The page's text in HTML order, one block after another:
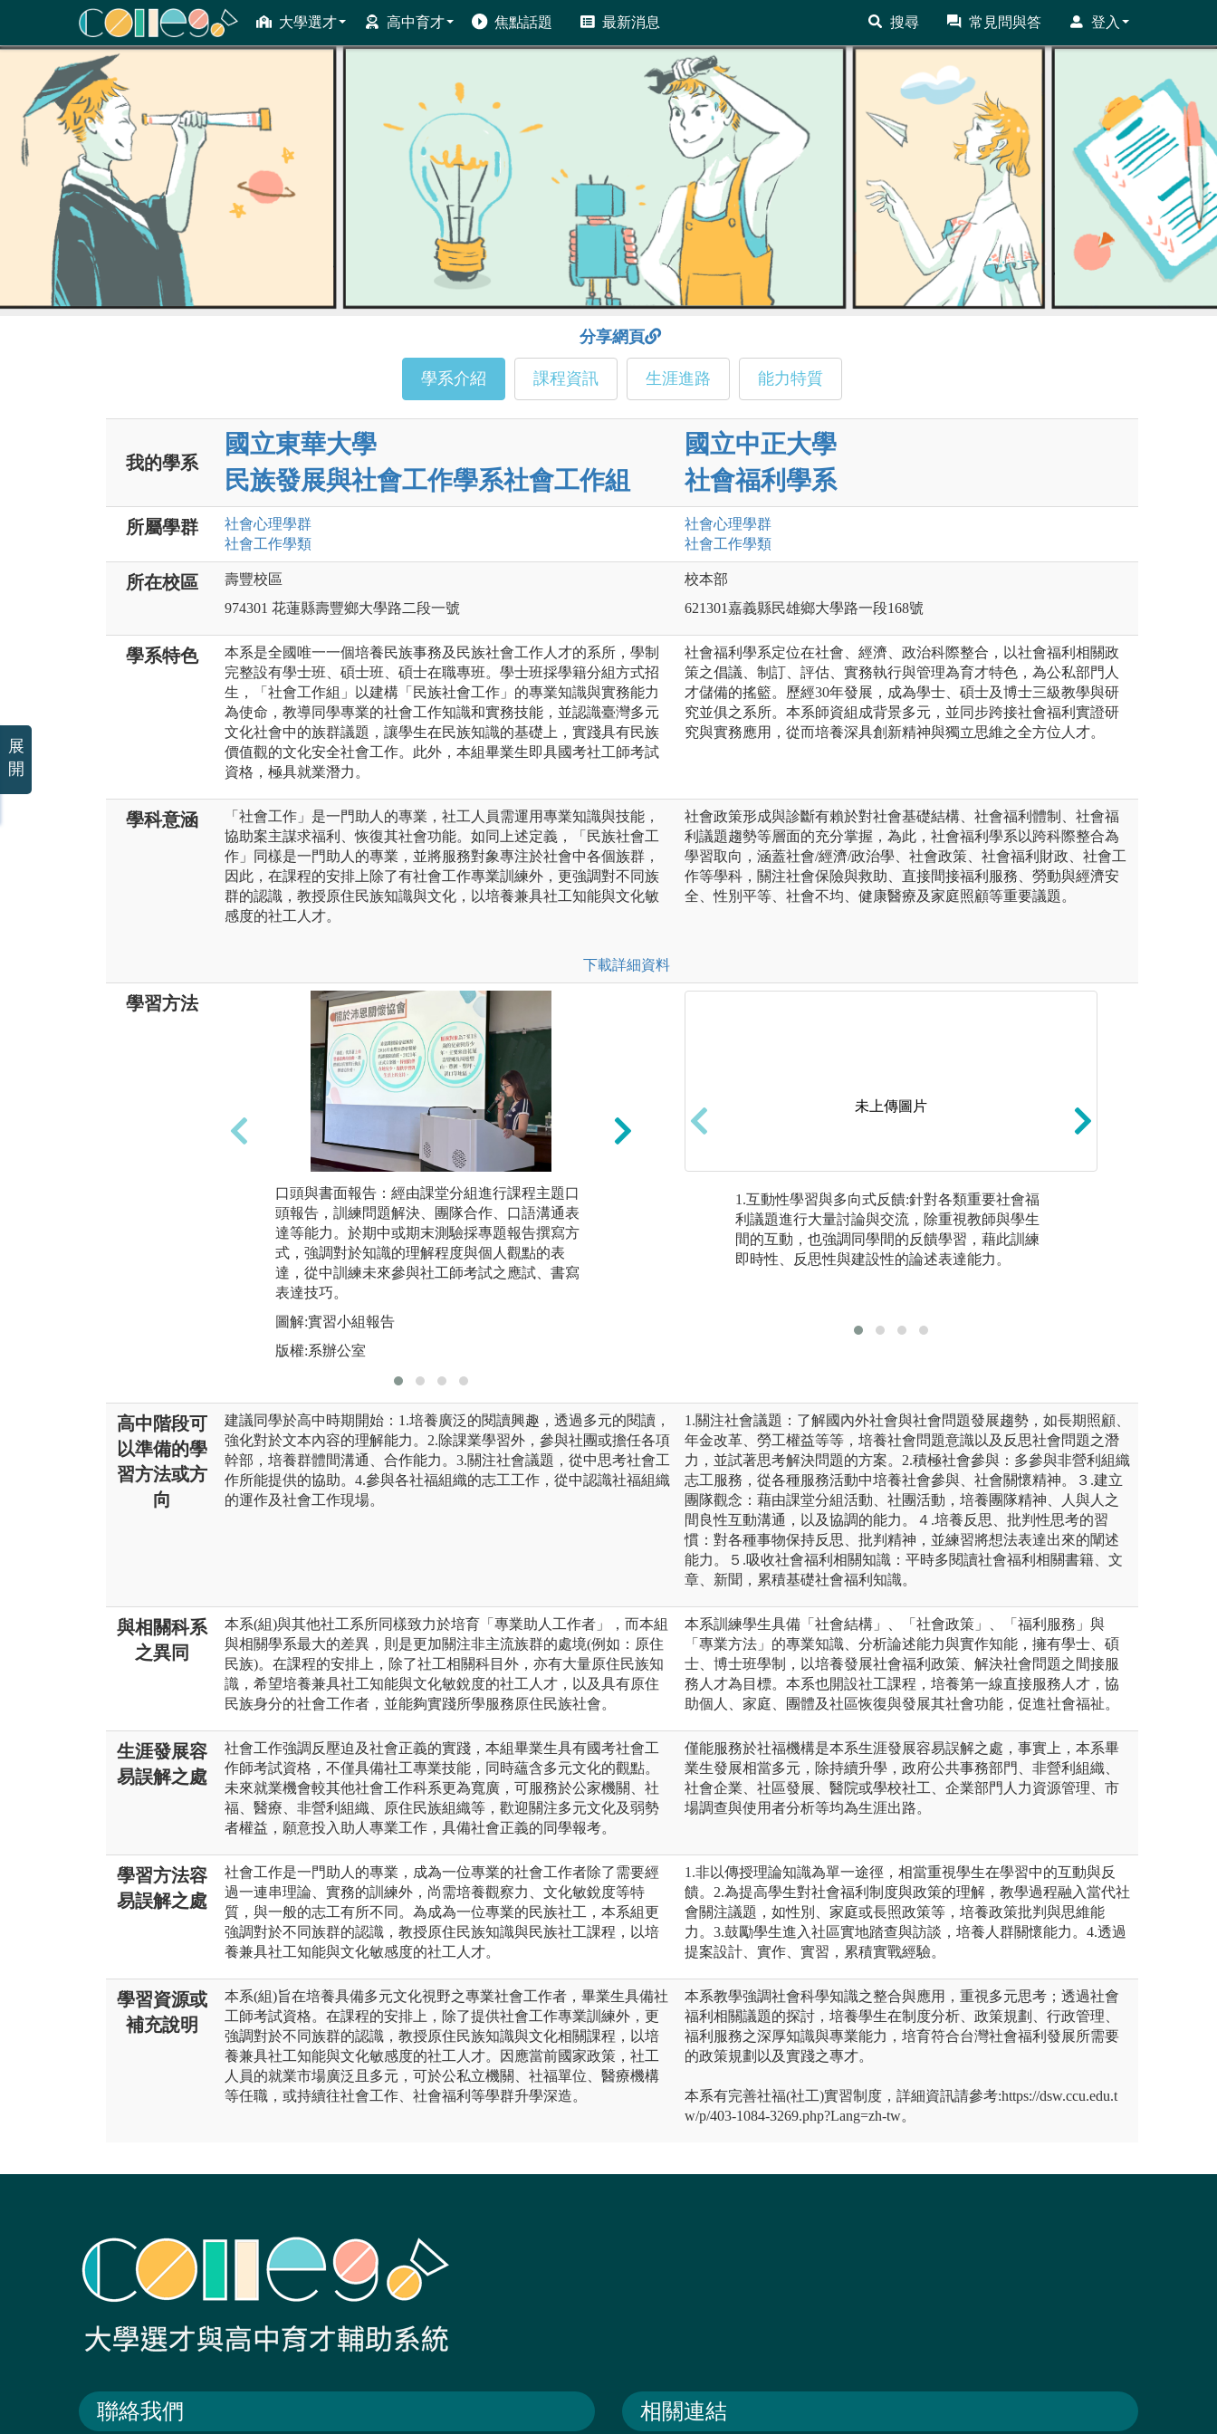
大學選才 高中育才 焦點話題 最新消息 搜尋 常見問與答 登入
ColleGo! 大學選才與高中育才輔助系統
分享網頁
學系介紹 課程資訊 生涯進路 能力特質
我的學系
國立東華大學
民族發展與社會工作學系社會工作組
國立中正大學
社會福利學系
所屬學群 社會心理學群
社會工作學類
社會心理學群
社會工作學類
所在校區
壽豐校區
974301 花蓮縣壽豐鄉大學路二段一號
校本部
621301嘉義縣民雄鄉大學路一段168號
學系特色
本系是全國唯一一個培養民族事務及民族社會工作人才的系所，學制
完整設有學士班、碩士班、碩士在職專班。學士班採學籍分組方式招
生，「社會工作組」以建構「民族社會工作」的專業知識與實務能力
為使命，教導同學專業的社會工作知識和實務技能，並認識臺灣多元
文化社會中的族群議題，讓學生在民族知識的基礎上，實踐具有民族
價值觀的文化安全社會工作。此外，本組畢業生即具國考社工師考試
資格，極具就業潛力。
社會福利學系定位在社會、經濟、政治科際整合，以社會福利相關政
策之倡議、制訂、評估、實務執行與管理為育才特色，為公私部門人
才儲備的搖籃。歷經30年發展，成為學士、碩士及博士三級教學與研
究並俱之系所。本系師資組成背景多元，並同步跨接社會福利實證研
究與實務應用，從而培養深具創新精神與獨立思維之全方位人才。
學科意涵
「社會工作」是一門助人的專業，社工人員需運用專業知識與技能，
協助案主謀求福利、恢復其社會功能。如同上述定義，「民族社會工
作」同樣是一門助人的專業，並將服務對象專注於社會中各個族群，
因此，在課程的安排上除了有社會工作專業訓練外，更強調對不同族
群的認識，教授原住民族知識與文化，以培養兼具社工知能與文化敏
感度的社工人才。
下載詳細資料
社會政策形成與診斷有賴於對社會基礎結構、社會福利體制、社會福
利議題趨勢等層面的充分掌握，為此，社會福利學系以跨科際整合為
學習取向，涵蓋社會/經濟/政治學、社會政策、社會福利財政、社會工
作等學科，關注社會保險與救助、直接間接福利服務、勞動與經濟安
全、性別平等、社會不均、健康醫療及家庭照顧等重要議題。
學習方法
口頭與書面報告：經由課堂分組進行課程主題口
頭報告，訓練問題解決、團隊合作、口語溝通表
達等能力。於期中或期末測驗採專題報告撰寫方
式，強調對於知識的理解程度與個人觀點的表
達，從中訓練未來參與社工師考試之應試、書寫
表達技巧。
圖解:實習小組報告
版權:系辦公室
業師(實務)講座：社會工作是一門重視實務經驗
的學科，強調理論與實務並重。本學程長期深耕
花東地區社福機構及原住民部落與組織，授課教
師配合課程主題邀請相關機構人員、實務工作者
未上傳圖片
1.互動性學習與多向式反饋:針對各類重要社會福
利議題進行大量討論與交流，除重視教師與學生
間的互動，也強調同學間的反饋學習，藉此訓練
即時性、反思性與建設性的論述表達能力。
高中階段可
以準備的學
習方法或方
向
建議同學於高中時期開始：1.培養廣泛的閱讀興趣，透過多元的閱讀，
強化對於文本內容的理解能力。2.除課業學習外，參與社團或擔任各項
幹部，培養群體間溝通、合作能力。3.關注社會議題，從中思考社會工
作所能提供的協助。4.參與各社福組織的志工工作，從中認識社福組織
的運作及社會工作現場。
1.關注社會議題：了解國內外社會與社會問題發展趨勢，如長期照顧、
年金改革、勞工權益等等，培養社會問題意識以及反思社會問題之潛
力，並試著思考解決問題的方案。2.積極社會參與：多參與非營利組織
志工服務，從各種服務活動中培養社會參與、社會關懷精神。３.建立
團隊觀念：藉由課堂分組活動、社團活動，培養團隊精神、人與人之
間良性互動溝通，以及協調的能力。４.培養反思、批判性思考的習
慣：對各種事物保持反思、批判精神，並練習將想法表達出來的闡述
能力。５.吸收社會福利相關知識：平時多閱讀社會福利相關書籍、文
章、新聞，累積基礎社會福利知識。
與相關科系
之異同
本系(組)與其他社工系所同樣致力於培育「專業助人工作者」，而本組
與相關學系最大的差異，則是更加關注非主流族群的處境(例如：原住
民族)。在課程的安排上，除了社工相關科目外，亦有大量原住民族知
識，希望培養兼具社工知能與文化敏銳度的社工人才，以及具有原住
民族身分的社會工作者，並能夠實踐所學服務原住民族社會。
本系訓練學生具備「社會結構」、「社會政策」、「福利服務」與
「專業方法」的專業知識、分析論述能力與實作知能，擁有學士、碩
士、博士班學制，以培養發展社會福利政策、解決社會問題之間接服
務人才為目標。本系也開設社工課程，培養第一線直接服務人才，協
助個人、家庭、團體及社區恢復與發展其社會功能，促進社會福祉。
生涯發展容
易誤解之處
社會工作強調反壓迫及社會正義的實踐，本組畢業生具有國考社會工
作師考試資格，不僅具備社工專業技能，同時蘊含多元文化的觀點。
未來就業機會較其他社會工作科系更為寬廣，可服務於公家機關、社
福、醫療、非營利組織、原住民族組織等，歡迎關注多元文化及弱勢
者權益，願意投入助人專業工作，具備社會正義的同學報考。
僅能服務於社福機構是本系生涯發展容易誤解之處，事實上，本系畢
業生發展相當多元，除持續升學，政府公共事務部門、非營利組織、
社會企業、社區發展、醫院或學校社工、企業部門人力資源管理、市
場調查與使用者分析等均為生涯出路。
學習方法容
易誤解之處
社會工作是一門助人的專業，成為一位專業的社會工作者除了需要經
過一連串理論、實務的訓練外，尚需培養觀察力、文化敏銳度等特
質，與一般的志工有所不同。為成為一位專業的民族社工，本系組更
強調對於不同族群的認識，教授原住民族知識與民族社工課程，以培
養兼具社工知能與文化敏感度的社工人才。
1.非以傳授理論知識為單一途徑，相當重視學生在學習中的互動與反
饋。2.為提高學生對社會福利制度與政策的理解，教學過程融入當代社
會關注議題，如性別、家庭或長照政策等，培養政策批判與思維能
力。3.鼓勵學生進入社區實地踏查與訪談，培養人群關懷能力。4.透過
提案設計、實作、實習，累積實戰經驗。
學習資源或
補充說明
本系(組)旨在培養具備多元文化視野之專業社會工作者，畢業生具備社
工師考試資格。在課程的安排上，除了提供社會工作專業訓練外，更
強調對於不同族群的認識，教授原住民族知識與文化相關課程，以培
養兼具社工知能與文化敏感度的社工人才。因應當前國家政策，社工
人員的就業市場廣泛且多元，可於公私立機關、社福單位、醫療機構
等任職，或持續往社會工作、社會福利等學群升學深造。
本系教學強調社會科學知識之整合與應用，重視多元思考；透過社會
福利相關議題的探討，培養學生在制度分析、政策規劃、行政管理、
福利服務之深厚知識與專業能力，培育符合台灣社會福利發展所需要
的政策規劃以及實踐之專才。
本系有完善社福(社工)實習制度，詳細資訊請參考:https://dsw.ccu.edu.t
w/p/403-1084-3269.php?Lang=zh-tw。
聯絡我們 相關連結
展
開